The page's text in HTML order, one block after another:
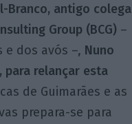
Branco, antigo colega
Group (BCG) –
dos avós –, Nuno
para relançar esta
de Guimarães e as
prepara-se para